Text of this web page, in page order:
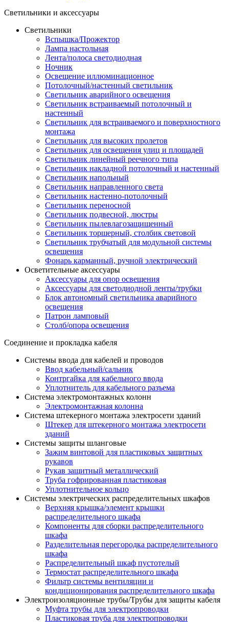
Светильники и аксессуары
Светильники
Вспышка/Прожектор
Лампа настольная
Лента/полоса светодиодная
Ночник
Освещение иллюминационное
Потолочный/настенный светильник
Светильник аварийного освещения
Светильник встраиваемый потолочный и
настенный
Светильник для встраиваемого и поверхностного
монтажа
Светильник для высоких пролетов
Светильник для освещения улиц и площадей
Светильник линейный реечного типа
Светильник накладной потолочный и настенный
Светильник напольный
Светильник направленного света
Светильник настенно-потолочный
Светильник переносной
Светильник подвесной, люстры
Светильник пылевлагозащищенный
Светильник торшерный, столбик световой
Светильник трубчатый для модульной системы
освещения
Фонарь карманный, ручной электрический
Осветительные аксессуары
Аксессуары для опор освещения
Аксессуары для светодиодной ленты/трубки
Блок автономный светильника аварийного
освещения
Патрон ламповый
Столб/опора освещения
Соединение и прокладка кабеля
Системы ввода для кабелей и проводов
Ввод кабельный/сальник
Контргайка для кабельного ввода
Уплотнитель для кабельного разъема
Система электромонтажных колонн
Электромонтажная колонна
Система штекерного монтажа электросети зданий
Штекер для штекерного монтажа электросети
зданий
Системы защиты шланговые
Зажим винтовой для пластиковых защитных
рукавов
Рукав защитный металлический
Труба гофрированная пластиковая
Уплотнительное кольцо
Системы электрических распределительных шкафов
Верхняя крышка/элемент крышки
распределительного шкафа
Компоненты для сборки распределительного
шкафа
Разделительная перегородка распределительного
шкафа
Распределительный шкаф пустотелый
Термостат распределительного шкафа
Фильтр системы вентиляции и
кондиционирования распределительного шкафа
Электроизоляционные трубы/Трубы для защиты кабеля
Муфта трубы для электропроводки
Пластиковая труба для электропроводки